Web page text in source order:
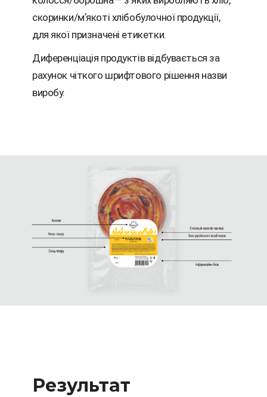
скоринки/мʼякоті хлібобулочної продукції,
для якої призначені етикетки.
Диференціація продуктів відбувається за
рахунок чіткого шрифтового рішення назви
виробу.
Результат